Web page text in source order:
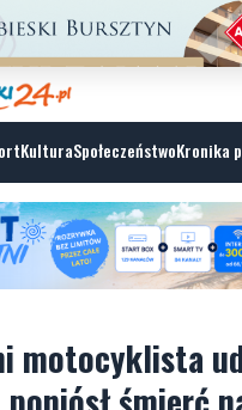
KulturaSpołeczeństwoKronika
motocyklista
2023, 15:05